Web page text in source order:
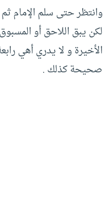
وانتظر حتى سلم الإمام
لكن يبق اللاحق أو
الأخيرة و لا يدري أهي
صحيحة كذلك .